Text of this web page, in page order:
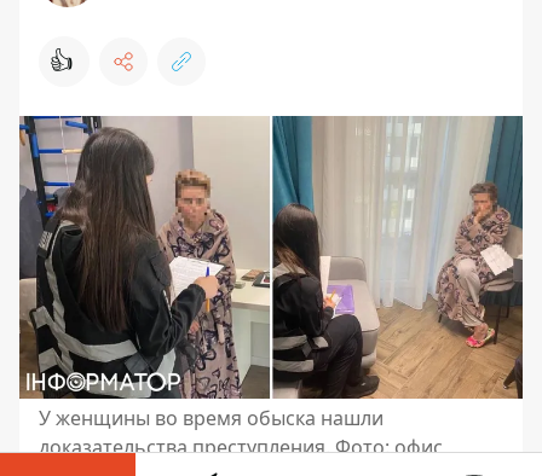
👍
У женщины во время обыска нашли
доказательства преступления. Фото: офис